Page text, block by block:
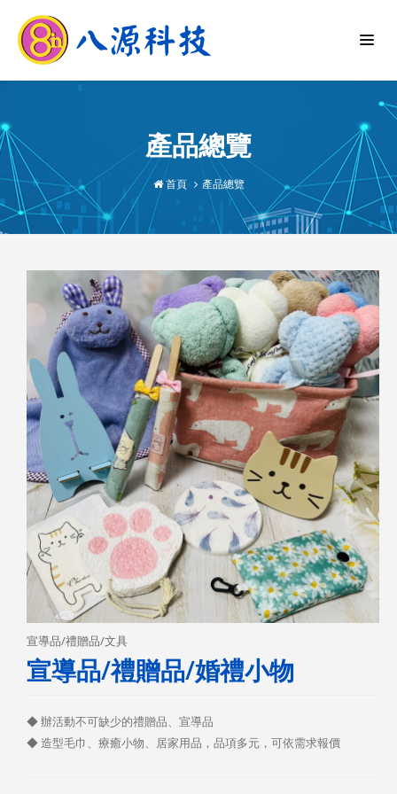
產品總覽
首頁 產品總覽
宣導品/禮贈品/文具
宣導品/禮贈品/婚禮小物
◆ 辦活動不可缺少的禮贈品、宣導品
◆ 造型毛巾、療癒小物、居家用品，品項多元，可依需求報價